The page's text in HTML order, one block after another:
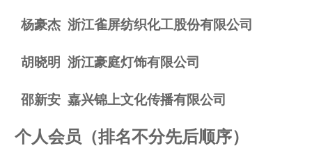
杨豪杰 浙江雀屏纺织化工股份有限公司
胡晓明 浙江豪庭灯饰有限公司
邵新安 嘉兴锦上文化传播有限公司
个人会员（排名不分先后顺序）